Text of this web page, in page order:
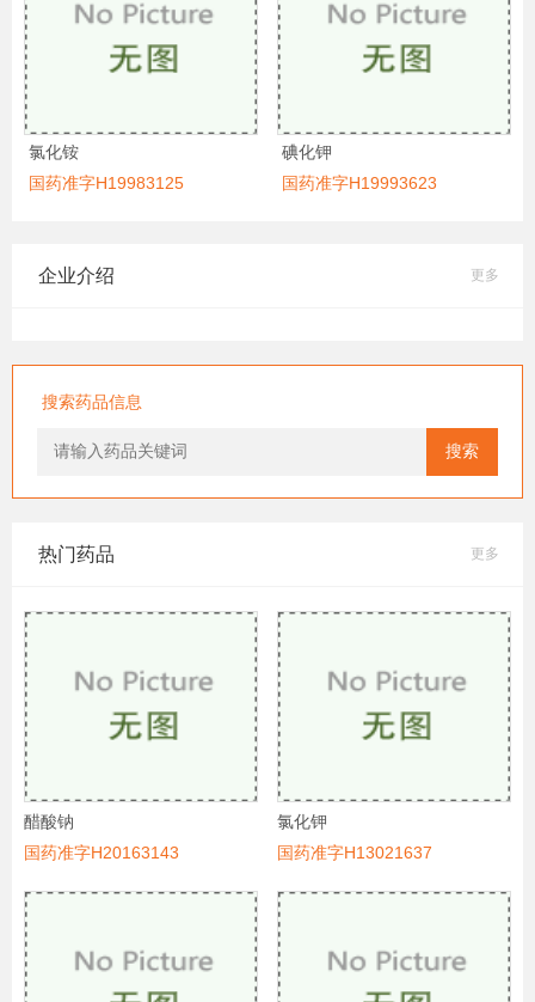
氯化铵
国药准字H19983125
碘化钾
国药准字H19993623
企业介绍 更多
搜索药品信息
搜索
热门药品 更多
醋酸钠
国药准字H20163143
氯化钾
国药准字H13021637